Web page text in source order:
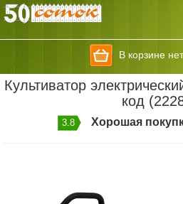
В корзине
Культиватор
код
3.8 Хорошая